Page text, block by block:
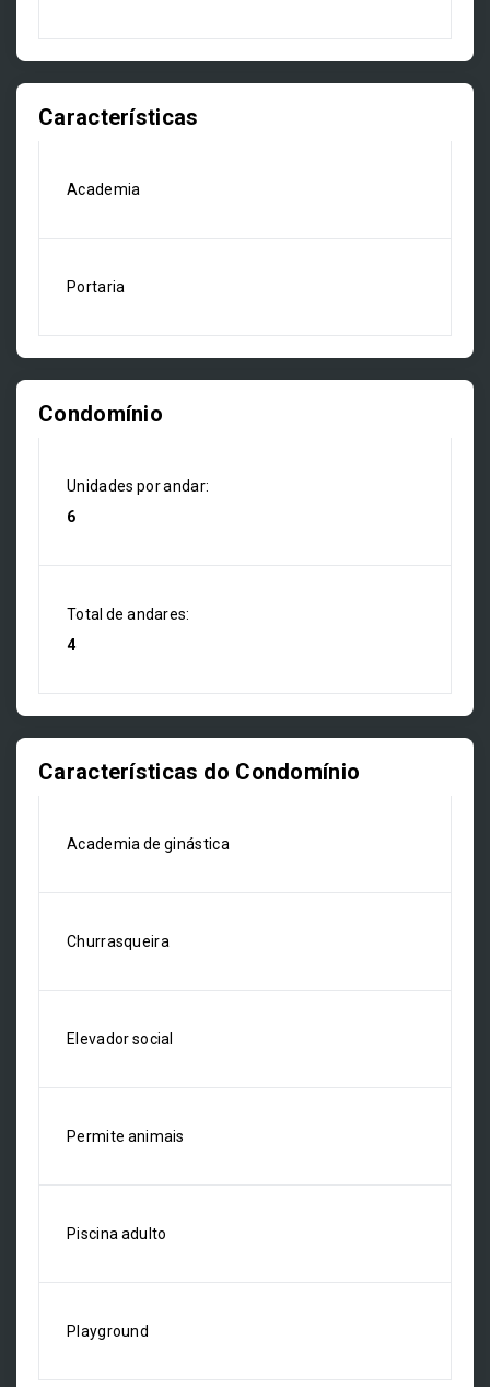
Características
Academia
Portaria
Condomínio
Unidades por andar:
6
Total de andares:
4
Características do Condomínio
Academia de ginástica
Churrasqueira
Elevador social
Permite animais
Piscina adulto
Playground